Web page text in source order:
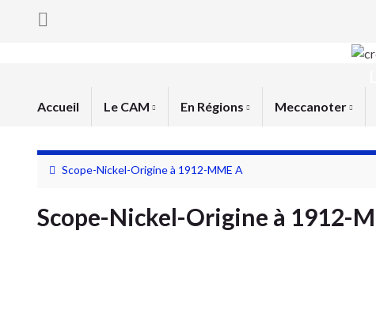
Accueil Le CAM En Régions Meccanoter
Scope-Nickel-Origine à 1912-MME A
Scope-Nickel-Origine à 1912-